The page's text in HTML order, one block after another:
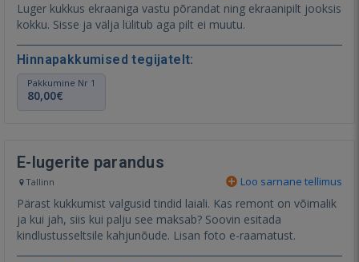
Luger kukkus ekraaniga vastu põrandat ning ekraanipilt jooksis
kokku. Sisse ja välja lülitub aga pilt ei muutu.
Hinnapakkumised tegijatelt:
Pakkumine Nr 1
80,00€
E-lugerite parandus
Tallinn Loo sarnane tellimus
Pärast kukkumist valgusid tindid laiali. Kas remont on võimalik
ja kui jah, siis kui palju see maksab? Soovin esitada
kindlustusseltsile kahjunõude. Lisan foto e-raamatust.